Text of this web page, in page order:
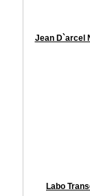
Jean D`arcel
Labo